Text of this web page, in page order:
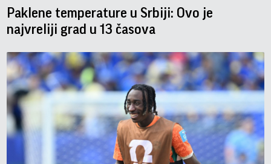
Paklene temperature u Srbiji: Ovo je
najvreliji grad u 13 časova